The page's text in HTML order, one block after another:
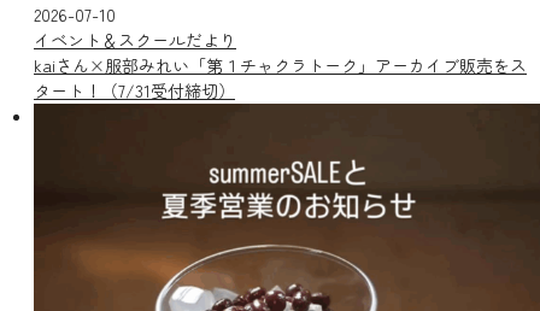
2026-07-10
イベント＆スクールだより
kaiさん×服部みれい「第１チャクラトーク」アーカイブ販売をス
タート！（7/31受付締切）